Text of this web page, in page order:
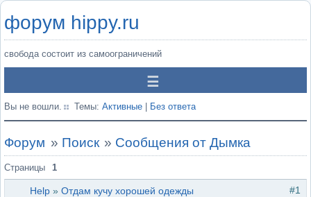
форум hippy.ru
свобода состоит из самоограничений
Вы не вошли. Темы: Активные Без ответа
Форум » Поиск » Сообщения от Дымка
Страницы 1
#1
Help » Отдам кучу хорошей одежды